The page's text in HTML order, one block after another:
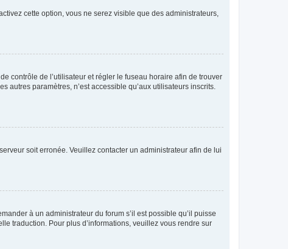
cette option, vous ne serez visible que des administrateurs,
contrôle de l’utilisateur et régler le fuseau horaire afin de trouver
paramètres, n’est accessible qu’aux utilisateurs inscrits.
soit erronée. Veuillez contacter un administrateur afin de lui
à un administrateur du forum s’il est possible qu’il puisse
traduction. Pour plus d’informations, veuillez vous rendre sur